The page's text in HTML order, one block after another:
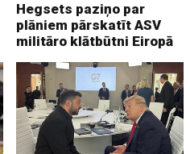
Hegsets paziņo par
plāniem pārskatīt ASV
militāro klātbūtni Eiropā